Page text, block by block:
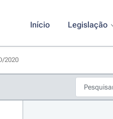
Início Legislação
2020